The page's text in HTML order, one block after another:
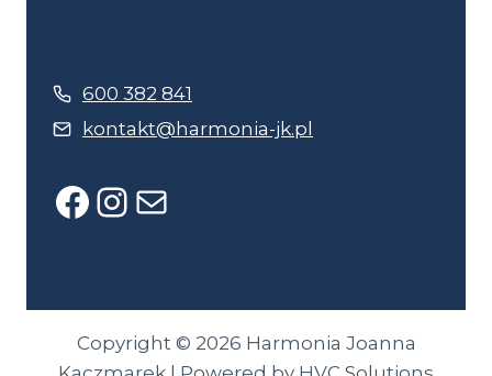
600 382 841
kontakt@harmonia-jk.pl
Facebook
Instagram
Copyright © 2026 Harmonia Joanna